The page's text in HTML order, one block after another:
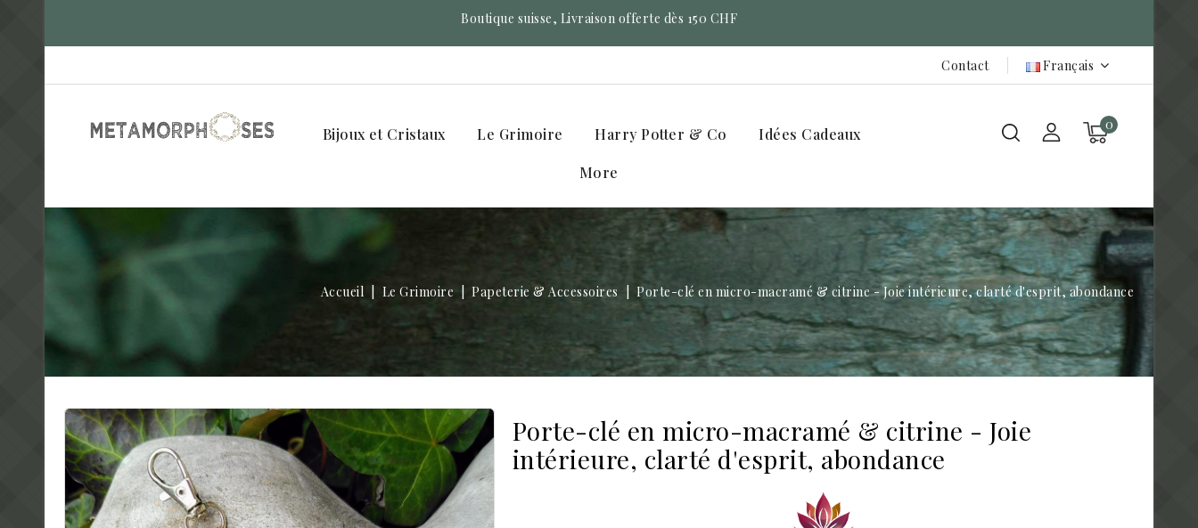
Boutique suisse, Livraison offerte dès 150 CHF
Contact Français
0
Bijoux et Cristaux Le Grimoire Harry Potter & Co Idées Cadeaux
More
Accueil Le Grimoire Papeterie & Accessoires Porte-clé en micro-macramé & citrine - Joie intérieure, clarté d'esprit, abondance
Porte-clé en micro-macramé & citrine - Joie
intérieure, clarté d'esprit, abondance